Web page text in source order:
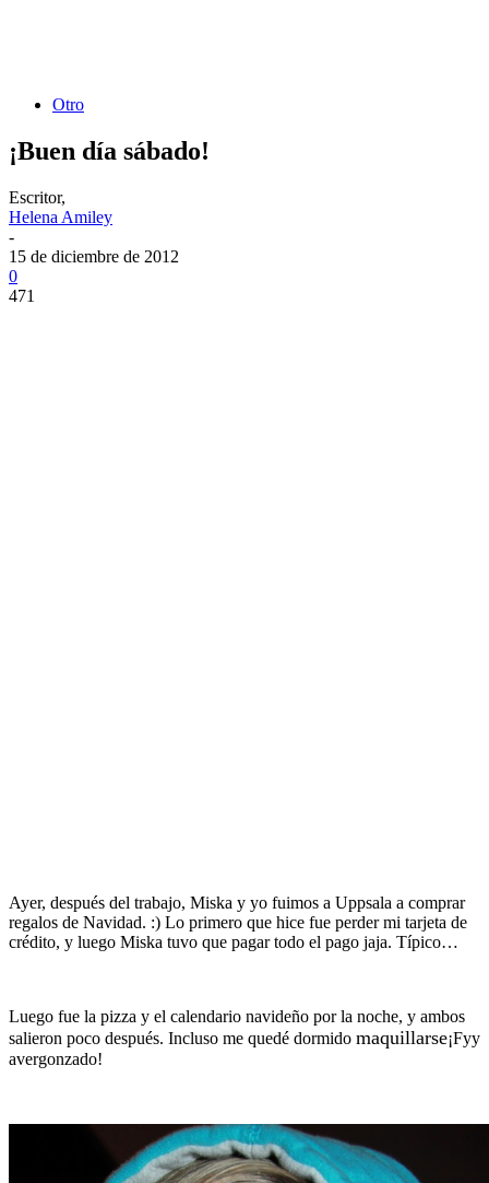
Otro
¡Buen día sábado!
Escritor,
Helena Amiley
-
15 de diciembre de 2012
0
471
Ayer, después del trabajo, Miska y yo fuimos a Uppsala a comprar
regalos de Navidad. :) Lo primero que hice fue perder mi tarjeta de
crédito, y luego Miska tuvo que pagar todo el pago jaja. Típico…
Luego fue la pizza y el calendario navideño por la noche, y ambos
salieron poco después. Incluso me quedé dormido maquillarse¡Fyy
avergonzado!